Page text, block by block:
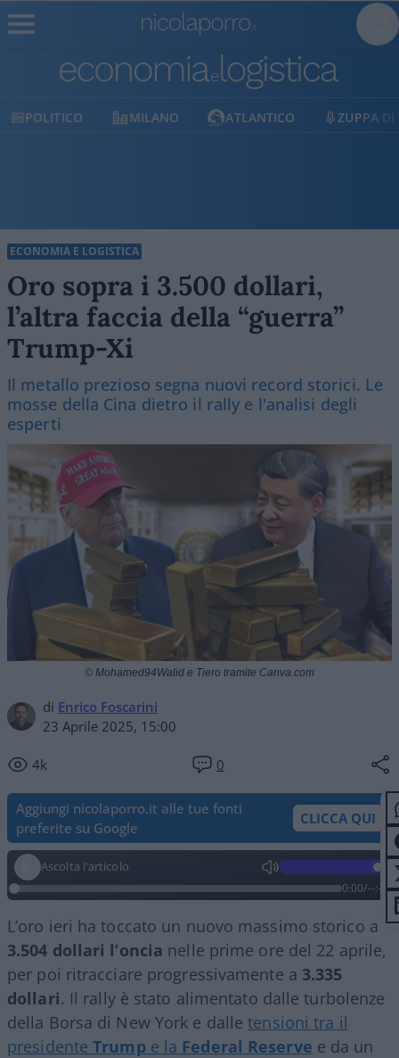
MILANO ATLANTICO ZUPPA DI PORRO
ECONOMIA E LOGISTICA
Oro sopra i 3.500 dollari,
l’altra faccia della “guerra”
Trump-Xi
Il metallo prezioso segna nuovi record storici. Le
mosse della Cina dietro il rally e l'analisi degli
esperti
di Enrico Foscarini
23 Aprile 2025, 15:00
4k 0
© Mohamed94Walid e Tiero tramite Canva.com
Aggiungi nicolaporro.it alle tue fonti
preferite su Google
CLICCA QUI
Ascolta l'articolo
0:00/--:--
L’oro ieri ha toccato un nuovo massimo storico a
3.504 dollari l’oncia nelle prime ore del 22 aprile,
per poi ritracciare progressivamente a 3.335
dollari. Il rally è stato alimentato dalle turbolenze
della Borsa di New York e dalletensioni tra il
presidenteTrumpe la Federal Reserve e da un